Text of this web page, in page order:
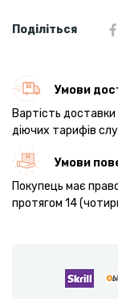
Поділіться
Умови
Вартість
діючих тарифів
Умови
Покупець має
протягом 14